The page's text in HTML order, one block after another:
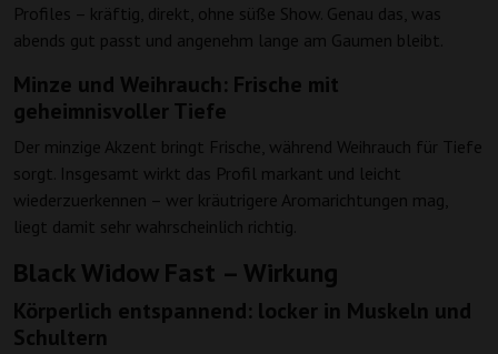
Profiles – kräftig, direkt, ohne süße Show. Genau das, was
abends gut passt und angenehm lange am Gaumen bleibt.
Minze und Weihrauch: Frische mit
geheimnisvoller Tiefe
Der minzige Akzent bringt Frische, während Weihrauch für Tiefe
sorgt. Insgesamt wirkt das Profil markant und leicht
wiederzuerkennen – wer kräutrigere Aromarichtungen mag,
liegt damit sehr wahrscheinlich richtig.
Black Widow Fast – Wirkung
Körperlich entspannend: locker in Muskeln und
Schultern